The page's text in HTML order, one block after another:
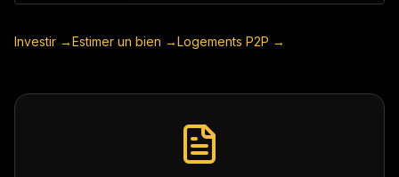
Investir →Estimer un bien →Logements P2P →